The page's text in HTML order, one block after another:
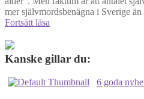
mer självmordsbenägna i Sverige än
Fortsätt läsa
Sverige
sjunker
svenskar
Kanske gillar du:
6 goda